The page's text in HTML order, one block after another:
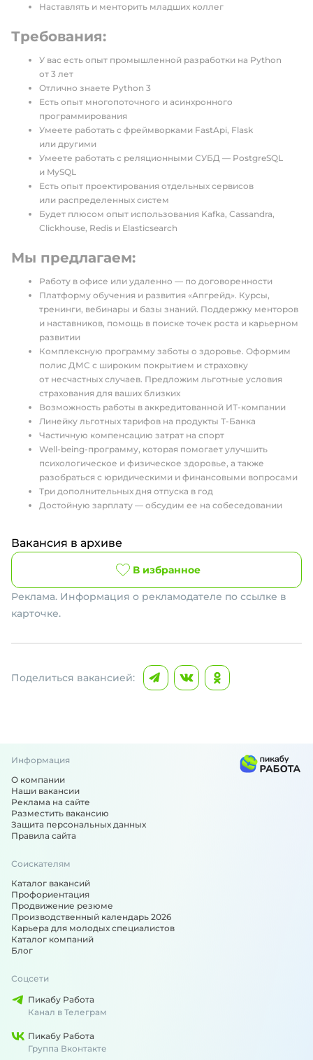
Наставлять и менторить младших коллег
Требования:
У вас есть опыт промышленной разработки на Python
от 3 лет
Отлично знаете Python 3
Есть опыт многопоточного и асинхронного
программирования
Умеете работать с фреймворками FastApi, Flask
или другими
Умеете работать с реляционными СУБД — PostgreSQL
и MySQL
Есть опыт проектирования отдельных сервисов
или распределенных систем
Будет плюсом опыт использования Kafka, Cassandra,
Clickhouse, Redis и Elasticsearch
Мы предлагаем:
Работу в офисе или удаленно — по договоренности
Платформу обучения и развития «Апгрейд». Курсы,
тренинги, вебинары и базы знаний. Поддержку менторов
и наставников, помощь в поиске точек роста и карьерном
развитии
Комплексную программу заботы о здоровье. Оформим
полис ДМС с широким покрытием и страховку
от несчастных случаев. Предложим льготные условия
страхования для ваших близких
Возможность работы в аккредитованной ИТ-компании
Линейку льготных тарифов на продукты Т-Банка
Частичную компенсацию затрат на спорт
Well-being-программу, которая помогает улучшить
психологическое и физическое здоровье, а также
разобраться с юридическими и финансовыми вопросами
Три дополнительных дня отпуска в год
Достойную зарплату — обсудим ее на собеседовании
Вакансия в архиве
В избранное
Реклама. Информация о рекламодателе по ссылке в
карточке.
Поделиться вакансией:
Информация
О компании
Наши вакансии
Реклама на сайте
Разместить вакансию
Защита персональных данных
Правила сайта
Соискателям
Каталог вакансий
Профориентация
Продвижение резюме
Производственный календарь 2026
Карьера для молодых специалистов
Каталог компаний
Блог
Соцсети
Пикабу Работа
Канал в Телеграм
Пикабу Работа
Группа Вконтакте